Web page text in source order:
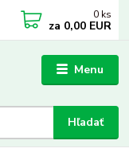
Menu
Hľadať
0 ks
za 0,00 EUR